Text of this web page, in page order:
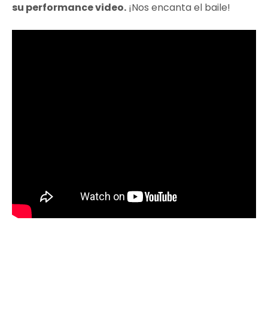
su performance video. ¡Nos encanta el baile!